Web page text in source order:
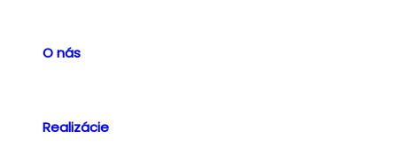
O nás
Realizácie